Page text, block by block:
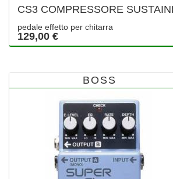
CS3 COMPRESSORE
pedale effetto per chitarra
129,00 €
BOSS